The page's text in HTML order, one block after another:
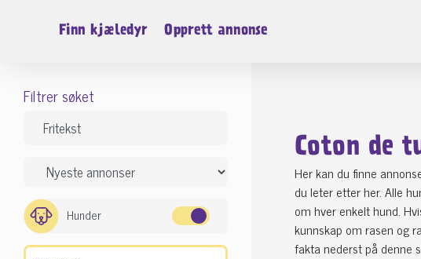
Finn kjæledyr Opprett annonse
Filtrer søket
Hunder
Coton de
Her kan du finne
du leter etter her. Alle
om hver enkelt hund.
kunnskap om rasen og
fakta nederst på denne